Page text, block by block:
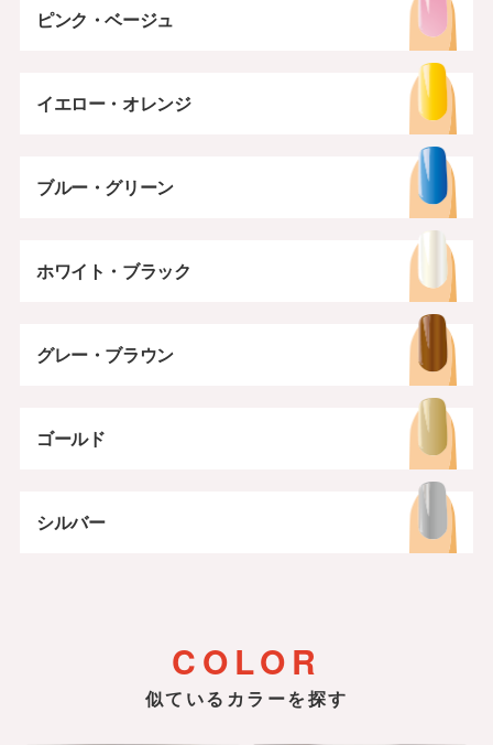
ピンク・ベージュ
イエロー・オレンジ
ブルー・グリーン
ホワイト・ブラック
グレー・ブラウン
ゴールド
シルバー
COLOR
似ているカラーを探す